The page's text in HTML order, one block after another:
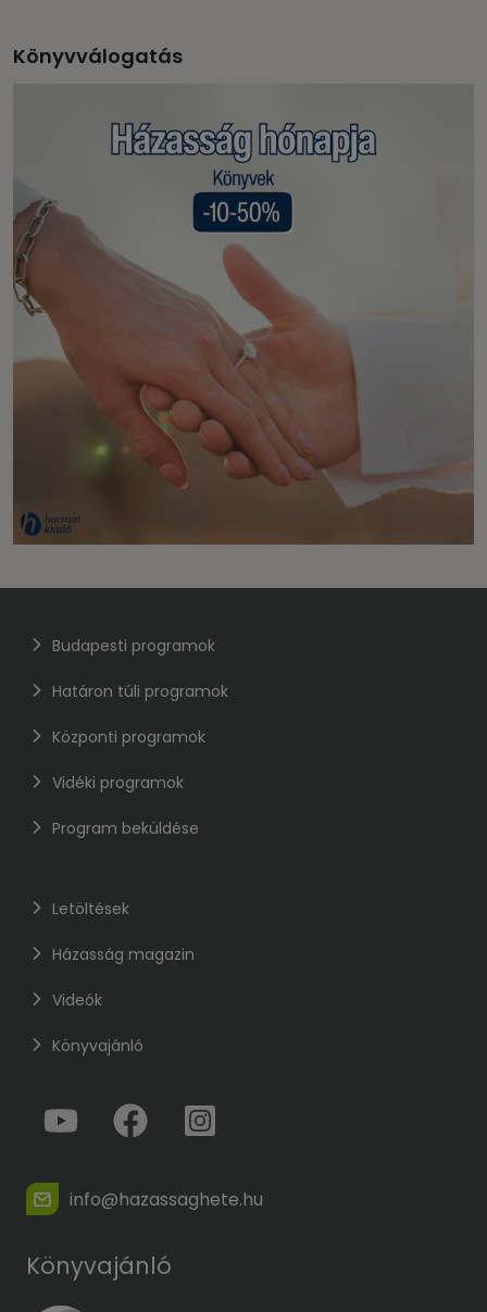
Könyvválogatás
Budapesti programok
Határon túli programok
Központi programok
Vidéki programok
Program beküldése
Letöltések
Házasság magazin
Videók
Könyvajánló
info@hazassaghete.hu
Könyvajánló